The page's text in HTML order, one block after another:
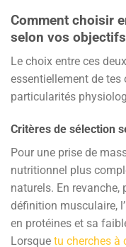
Comment choisir
selon vos objectifs
Le choix entre ces
essentiellement de
particularités
Critères de sélection
Pour une prise de
nutritionnel plus
naturels. En revanche,
définition musculaire,
en protéines et sa
Lorsque tu cherches à